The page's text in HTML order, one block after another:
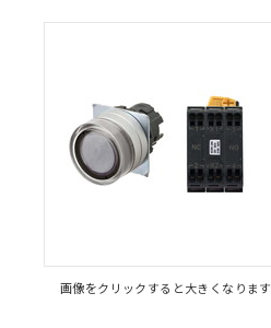
画像をクリックすると大きくなります